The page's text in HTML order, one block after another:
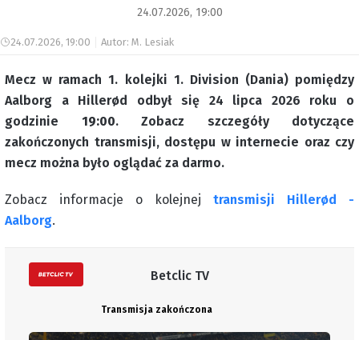
24.07.2026, 19:00
24.07.2026, 19:00 Autor: M. Lesiak
Mecz w ramach 1. kolejki 1. Division (Dania) pomiędzy
Aalborg a Hillerød odbył się 24 lipca 2026 roku o
godzinie 19:00. Zobacz szczegóły dotyczące
zakończonych transmisji, dostępu w internecie oraz czy
mecz można było oglądać za darmo.
Zobacz informacje o kolejnej transmisji Hillerød -
Aalborg.
Betclic TV
Transmisja zakończona